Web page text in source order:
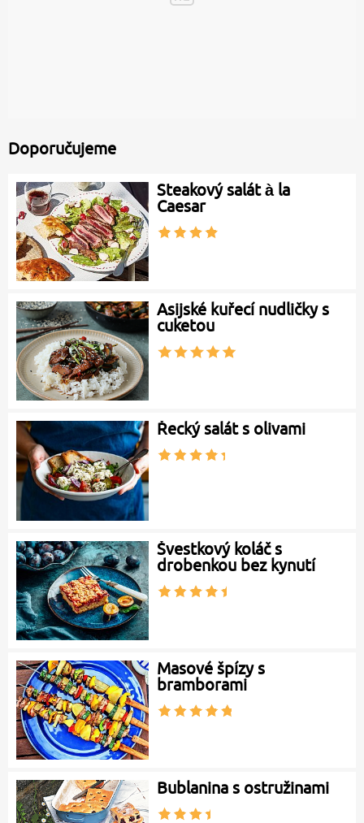
Doporučujeme
Steakový salát à la
Caesar
Asijské kuřecí nudličky s
cuketou
Řecký salát s olivami
Švestkový koláč s
drobenkou bez kynutí
Masové špízy s
bramborami
Bublanina s ostružinami